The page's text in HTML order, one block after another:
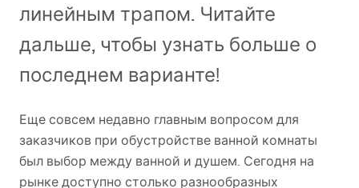
линейным трапом. Читайте
дальше, чтобы узнать больше о
последнем варианте!
Еще совсем недавно главным вопросом для
заказчиков при обустройстве ванной комнаты
был выбор между ванной и душем. Сегодня на
рынке доступно столько разнообразных